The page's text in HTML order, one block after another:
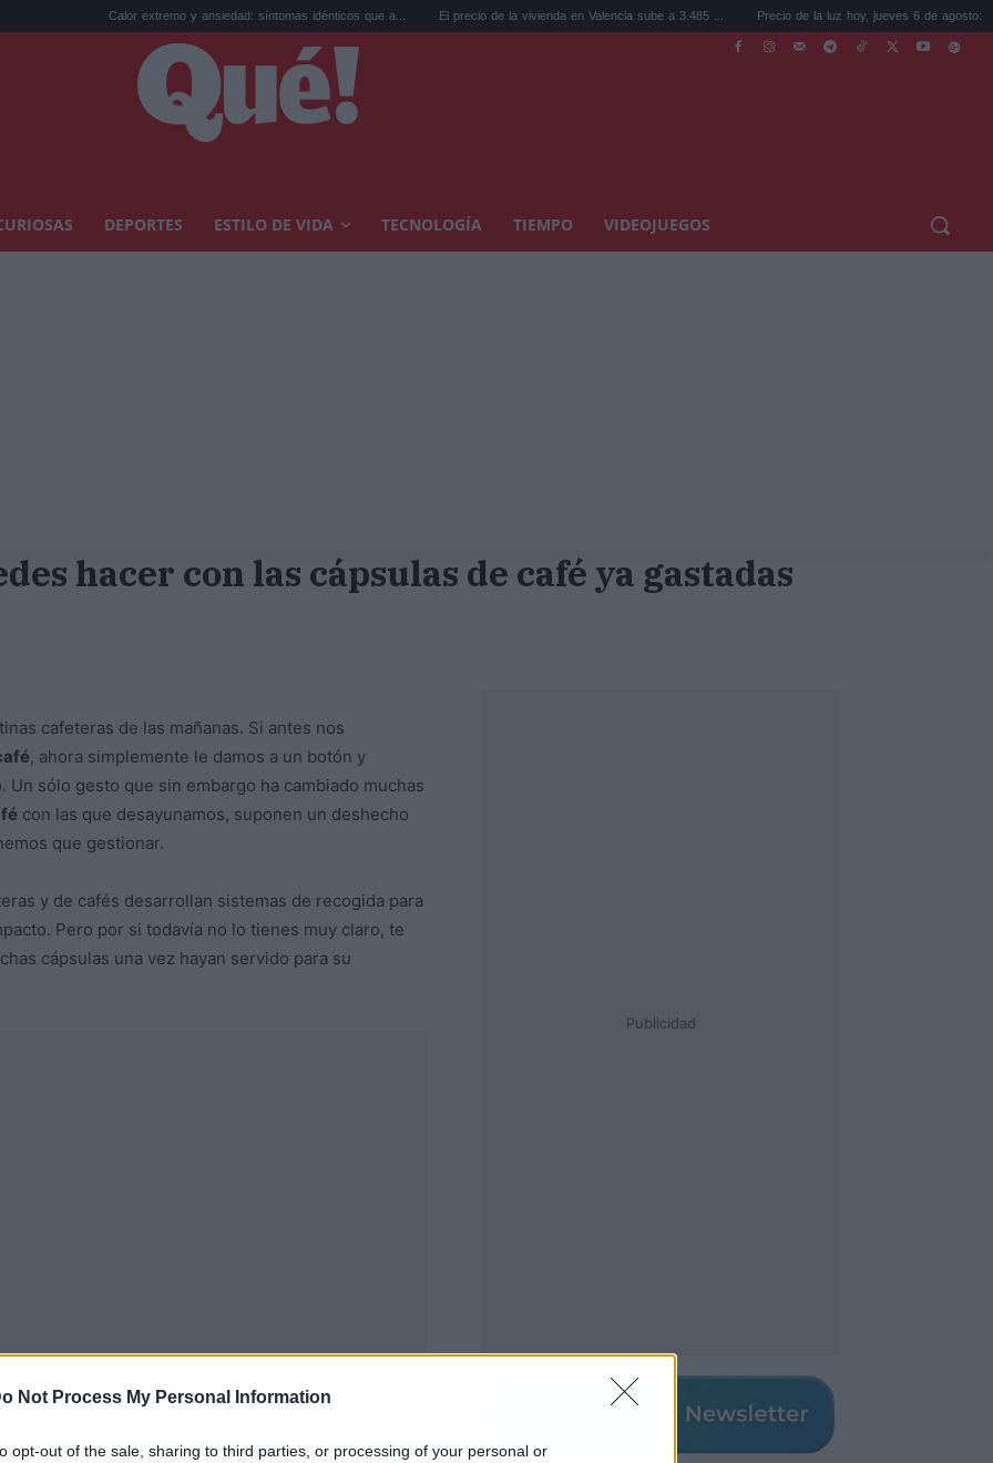
Not Process My Personal Information
opt-out of the sale, sharing to third parties, or processing of your personal or
Calor extremo y ansiedad: síntomas idénticos que a... El precio de la vivienda en Valencia sube a 3.485 ... Precio de la luz hoy, jueves 6 de agosto: la hora ...
DEPORTES ESTILO DE VIDA TECNOLOGÍA TIEMPO VIDEOJUEGOS
hacer con las cápsulas de café ya gastadas
cafeteras de las mañanas. Si antes nos
, ahora simplemente le damos a un botón y
Un sólo gesto que sin embargo ha cambiado muchas
con las que desayunamos, suponen un deshecho
que gestionar.
y de cafés desarrollan sistemas de recogida para
Pero por si todavía no lo tienes muy claro, te
cápsulas una vez hayan servido para su
Publicidad